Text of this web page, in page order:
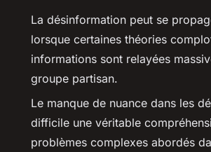
La désinformation peut se
lorsque certaines théories
informations sont relayées
groupe partisan.
Le manque de nuance dans les
difficile une véritable
problèmes complexes abordés